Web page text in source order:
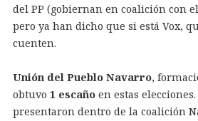
del PP (gobiernan en coalición con
pero ya han dicho que si está Vox,
cuenten.
Unión del Pueblo Navarro,
obtuvo 1 escañoen estas elecciones.
presentaron dentro de la coalición